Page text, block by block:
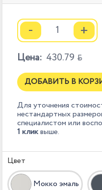
- +
Цена: 430.79 
ДОБАВИТЬ В
Для уточнения
нестандартных
специалистом или
1 кликвыше.
Цвет
Мокко эмаль